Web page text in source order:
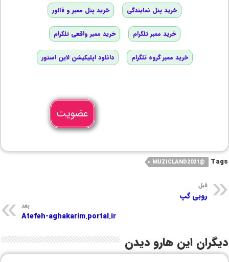
خرید پنل نمایندگی خرید پنل ممبر و فالور
خرید ممبر تلگرام خرید ممبر واقعی تلگرام
خرید ممبر گروه تلگرام دانلود اپلیکیشن لاین استور
عضویت
Tags
@MUZICLAND2021
قبل
روبی گپ
بعد
Atefeh-aghakarim.portal.ir
دیگران این هارو دیدن